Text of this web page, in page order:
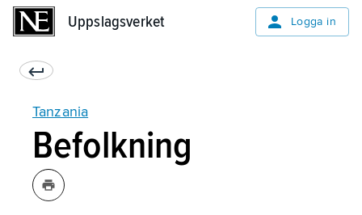
Uppslagsverket Logga in
Tanzania
Befolkning